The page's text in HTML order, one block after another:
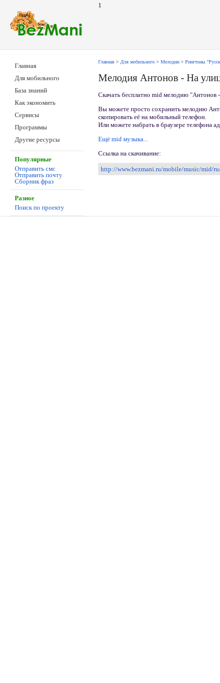
1
Главная
Для мобильного
База знаний
Как экономить
Сервисы
Программы
Другие ресурсы
Популярные
Отправить смс
Отправить почту
Сборник фраз
Разное
Поиск по проекту
Главная > Для мобильного > Мелодии > Рингтоны
Мелодия Антонов - На
Скачать бесплатно mid мелодию
Вы можете просто сохранить мелодию
скопировать её на мобильный телефон.
Или можете набрать в браузере телефона
Ещё mid музыка...
Ссылка на скачивание:
http://www.bezmani.ru/mobile/music/mid/